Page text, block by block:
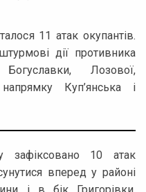
11 атак окупантів.
дії противника
Лозової,
Куп’янська і
зафіксовано 10 атак
вперед у районі